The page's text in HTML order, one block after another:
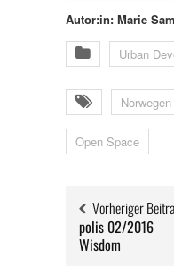
Autor:in: Marie
Urban
Norwegen
Open Space
Vorheriger
polis 02/2016
Wisdom